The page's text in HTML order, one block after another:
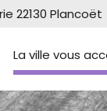
22130 Plancoët
La ville vous